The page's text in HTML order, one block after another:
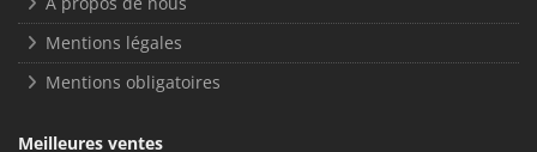
Mentions légales
Mentions obligatoires
Meilleures ventes